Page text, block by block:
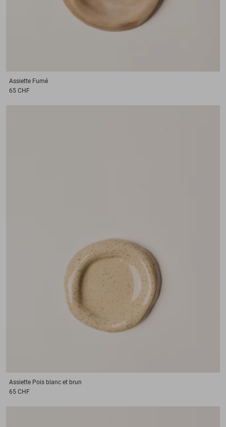
Assiette Fumé
65 CHF
Assiette Pois blanc et brun
65 CHF